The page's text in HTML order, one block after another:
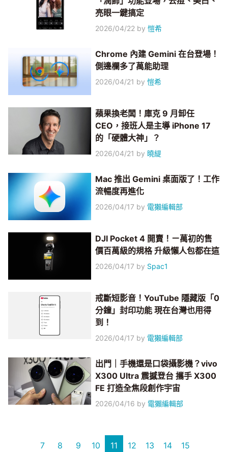
亮眼一鍵搞定
2026/04/22 by愷希
Chrome 內建 Gemini 在台登場！
側邊欄多了萬能助理
2026/04/21 by愷希
蘋果換老闆！庫克 9 月卸任
CEO，接班人是主導 iPhone 17
的「硬體大神」？
2026/04/21 by 曉緹
Mac 推出 Gemini 桌面版了！工作
流暢度再進化
2026/04/17 by 電獺編輯部
DJI Pocket 4 開賣！ㄧ萬初的售
價百萬級的規格 升級懶人包都在這
2026/04/17 by Spac1
戒斷短影音！YouTube 隱藏版「0
分鐘」封印功能 現在台灣也用得
到！
2026/04/17 by 電獺編輯部
出門｜手機還是口袋攝影機？vivo
X300 Ultra 震撼登台 攜手 X300
FE 打造全焦段創作宇宙
2026/04/16 by 電獺編輯部
7 8 9 10 11 12 13 14 15